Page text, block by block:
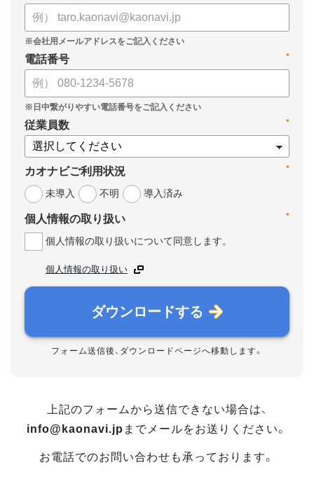
*
電話番号
*
従業員数
*
カオナビご利用状況
未導入
不明 導入済み
*
個人情報の取り扱い
個人情報の取り扱いについて同意します。
個人情報の取り扱い
ダウンロードする
フォーム送信後、ダウンロードページへ移動します。
上記のフォームから送信できない場合は、
info@kaonavi.jp までメールをお送りください。
お電話でのお問い合わせも承っております。